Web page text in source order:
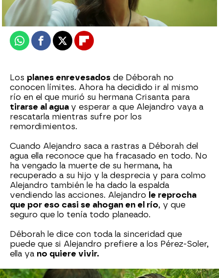
Publicado: 11 de mayo de 2026, 08:00
WhatsappFacebook
X Flipboard
Los planes enrevesados de Déborah no
conocen límites. Ahora ha decidido ir al mismo
río en el que murió su hermana Crisanta para
tirarse al agua y esperar a que Alejandro vaya a
rescatarla mientras sufre por los
remordimientos.
Cuando Alejandro saca a rastras a Déborah del
agua ella reconoce que ha fracasado en todo. No
ha vengado la muerte de su hermana, ha
recuperado a su hijo y la desprecia y para colmo
Alejandro también le ha dado la espalda
vendiendo las acciones. Alejandro le reprocha
que por eso casi se ahogan en el río, y que
seguro que lo tenía todo planeado.
Déborah le dice con toda la sinceridad que
puede que si Alejandro prefiere a los Pérez-Soler,
ella ya no quiere vivir.